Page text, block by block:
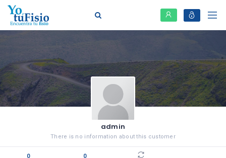
admin
There is no information about this customer
0
0